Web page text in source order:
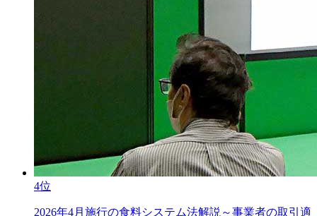
4位
2026年4月施行の食料システム法解説～事業者の取引適